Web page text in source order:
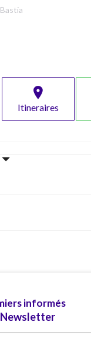
Bastia
Itineraires
informés